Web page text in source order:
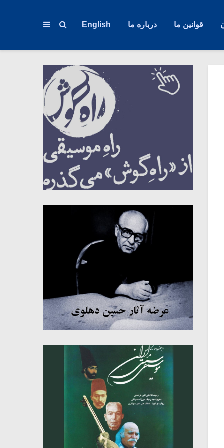
قوانین ما درباره ما English
میکلوش روژا